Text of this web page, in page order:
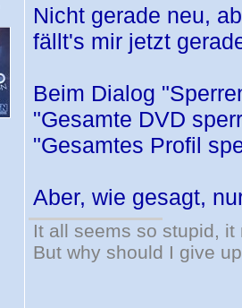
Nicht gerade neu,
fällt's mir jetzt
Beim Dialog
"Gesamte DVD
"Gesamtes Profil
Aber, wie gesagt,
It all seems so stupid,
But why should I give